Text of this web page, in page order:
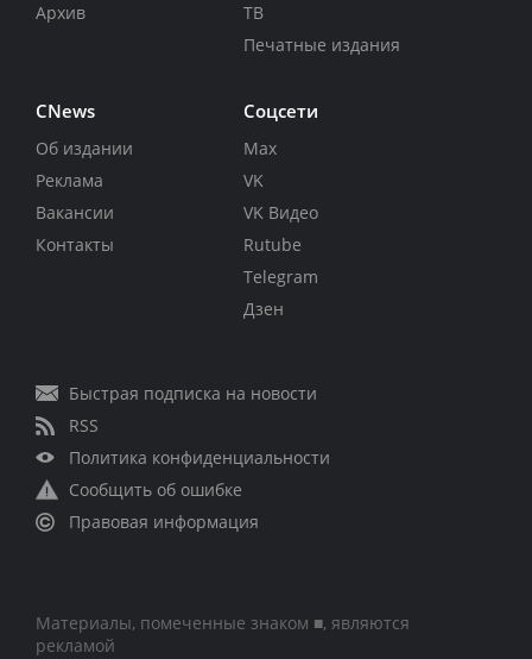
Архив
ТВ
Печатные издания
CNews
Об издании
Реклама
Вакансии
Контакты
Соцсети
Max
VK
VK Видео
Rutube
Telegram
Дзен
Быстрая подписка на новости
RSS
Политика конфиденциальности
Сообщить об ошибке
Правовая информация
Материалы, помеченные знаком ■, являются
рекламой